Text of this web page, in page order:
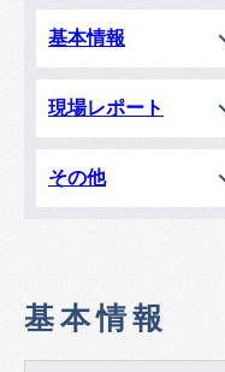
基本情報
現場レポート
その他
基本情報